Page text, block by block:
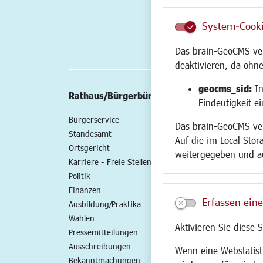
System-
Das brain-GeoCMS
deaktivieren, da
geocms_sid:
Eindeutigkeit
Das brain-GeoCMS
Auf die im Local
weitergegeben und
Erfassen
Aktivieren Sie diese
Wenn eine
Rathaus/Bürgerbüro
Bürgerservice
Standesamt
Ortsgericht
Karriere - Freie Stellen
Politik
Finanzen
Ausbildung/Praktika
Wahlen
Pressemitteilungen
Ausschreibungen
Bekanntmachungen
Wirtschaft/
Gewerbeflächen
Handel und
Fairer Handel
Netzwerke
Glasfaserausbau
Newsletter